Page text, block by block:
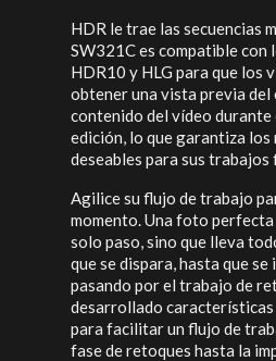
HDR le trae las secuencias
SW321C es compatible con
HDR10 y HLG para que los
obtener una vista previa del
contenido del vídeo durante
edición, lo que garantiza los
deseables para sus trabajos
Agilice su flujo de trabajo
momento. Una foto perfecta
solo paso, sino que lleva
que se dispara, hasta que se
pasando por el trabajo de
desarrollado características
para facilitar un flujo de
fase de retoques hasta la